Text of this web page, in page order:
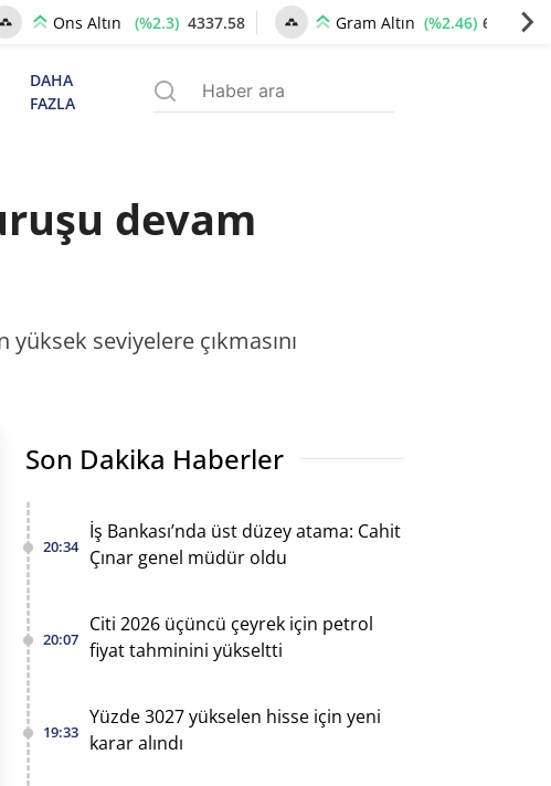
Ons Altın (%2.3) 4337.58 Gram Altın (%2.46) 6652.13
DAHA
FAZLA
devam
seviyelere çıkmasını
Son Dakika Haberler
20:34
İş Bankası’nda üst düzey atama: Cahit
Çınar genel müdür oldu
20:07
Citi 2026 üçüncü çeyrek için petrol
fiyat tahminini yükseltti
19:33
Yüzde 3027 yükselen hisse için yeni
karar alındı